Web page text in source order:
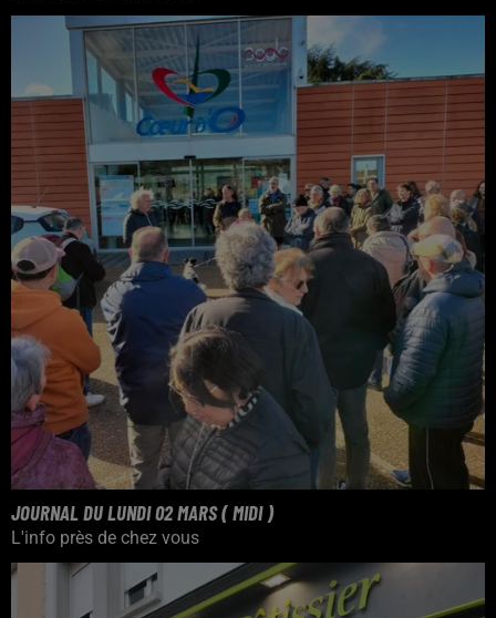
JOURNAL DU LUNDI 02 MARS ( MIDI )
L'info près de chez vous